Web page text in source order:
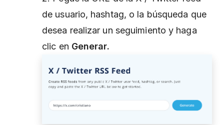
de usuario, hashtag, o la búsqueda que
desea realizar un seguimiento y haga
clic en Generar.